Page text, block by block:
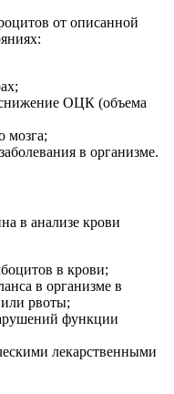
от описанной
ОЦК (объема
мозга;
в организме.
в анализе крови
в крови;
в организме в
или рвоты;
функции
лекарственными